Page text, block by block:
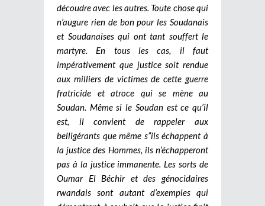
découdre avec les autres. Toute chose qui
n’augure rien de bon pour les Soudanais
et Soudanaises qui ont tant souffert le
martyre. En tous les cas, il faut
impérativement que justice soit rendue
aux milliers de victimes de cette guerre
fratricide et atroce qui se mène au
Soudan. Même si le Soudan est ce qu’il
est, il convient de rappeler aux
belligérants que même s”ils échappent à
la justice des Hommes, ils n’échapperont
pas à la justice immanente. Les sorts de
Oumar El Béchir et des génocidaires
rwandais sont autant d’exemples qui